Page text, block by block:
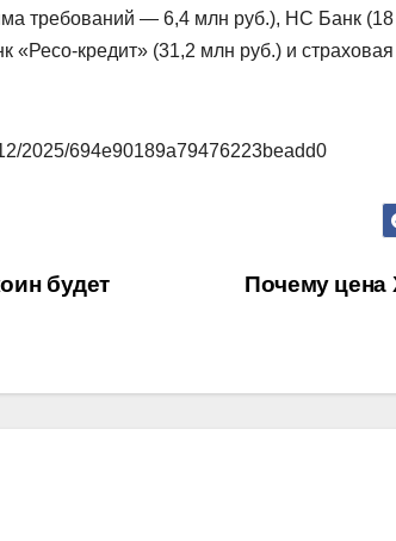
требований — 6,4 млн руб.), НС Банк (18
«Ресо-кредит» (31,2 млн руб.) и
2025/694e90189a79476223beadd0
Почему цена
будет